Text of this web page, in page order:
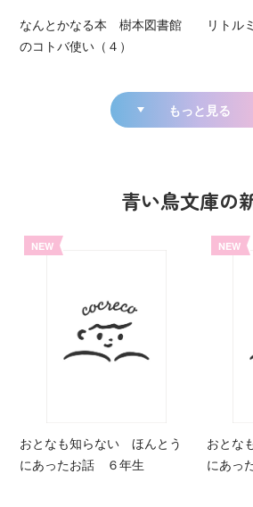
なんとかなる本 樹本図書館
のコトバ使い（４）
リトル
もっと見る
青い鳥文庫の
NEW
おとなも知らない ほんとう
にあったお話 ６年生
NEW
おとな
にあっ